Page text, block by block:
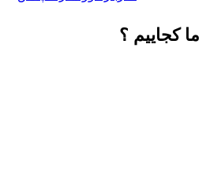
ما کجاییم ؟